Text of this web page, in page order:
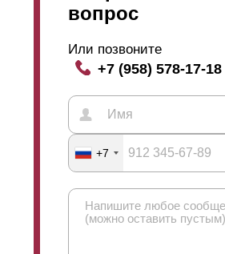
вопрос
Или позвоните
+7 (958) 578-17-18
+7